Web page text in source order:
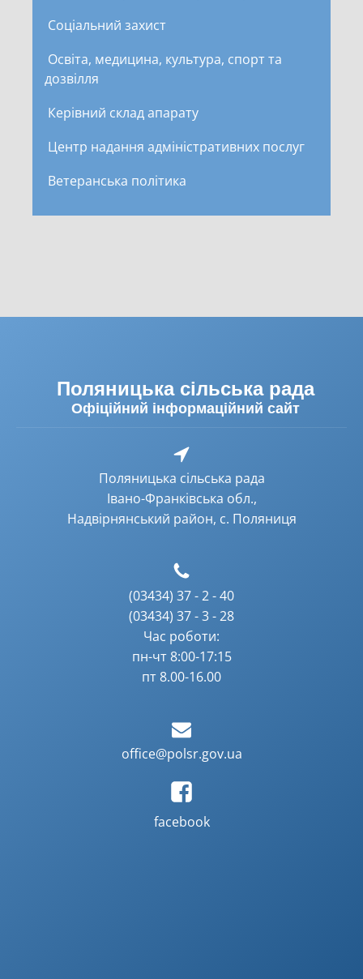
Соціальний захист
Освіта, медицина, культура, спорт та
дозвілля
Керівний склад апарату
Центр надання адміністративних послуг
Ветеранська політика
Поляницька сільська рада
Офіційний інформаційний сайт
Поляницька сільська рада
Івано-Франківська обл.,
Надвірнянський район, с. Поляниця
(03434) 37 - 2 - 40
(03434) 37 - 3 - 28
Час роботи:
пн-чт 8:00-17:15
пт 8.00-16.00
office@polsr.gov.ua
facebook